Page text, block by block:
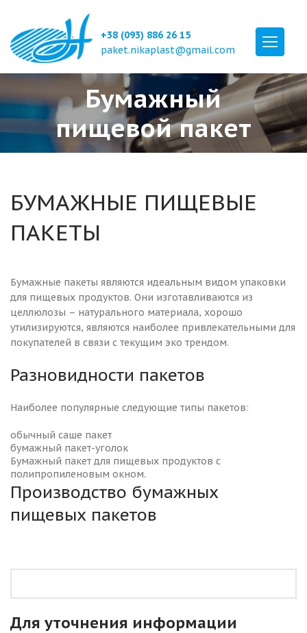
+38 (093) 886 26 15
paket.nikaplast@gmail.com
Бумажный
пищевой пакет
БУМАЖНЫЕ ПИЩЕВЫЕ
ПАКЕТЫ
Бумажные пакеты являются идеальным видом упаковки
для пищевых продуктов. Они изготавливаются из
целлюлозы – натурального материала, хорошо
утилизируются, являются наиболее привлекательными для
покупателей в связи с текущим эко трендом.
Разновидности пакетов
Наиболее популярные следующие типы пакетов:
обычный саше пакет
бумажный пакет-уголок
Бумажный пакет для пищевых продуктов с
полипропиленовым окном.
Производство бумажных
пищевых пакетов
Для уточнения информации